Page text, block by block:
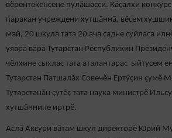
вӗрентекенсене пулăшасси. Кăçалхи
паракан учреждени хутшӑннӑ, вӗсем
май, 20 шкула тата 20 ача садне суйласа
уявра вара Тутарстан Республикин
чӗлхине сыхлас тата аталантарас ыйтусем
Тутарстан Патшалӑх Совечӗн Ертӳçин ҫумӗ
Тутарстанăн çутӗç тата наука министрӗ
хутшӑннипе иртрӗ.
Аслӑ Аксури вӑтам шкул директорӗ Юрий